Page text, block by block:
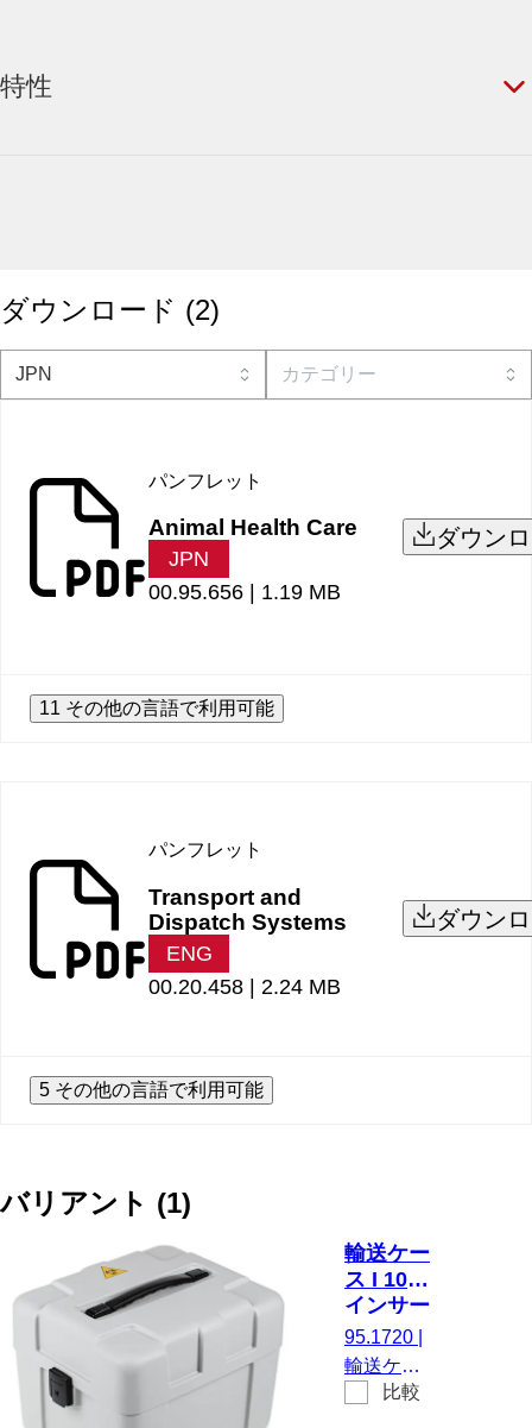
特性
ダウンロード (2)
パンフレット
Animal Health Care
JPN
00.95.656 | 1.19 MB
ダウン
11 その他の言語で利用可能
パンフレット
Transport and
Dispatch Systems
ENG
00.20.458 | 2.24 MB
ダウン
5 その他の言語で利用可能
バリアント (1)
輸送ケー
ス I 100,
インサー
ト付き社
内ケース
95.1720
輸送ケー
ス I 100,
比較